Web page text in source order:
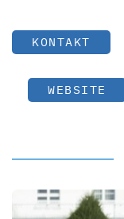
KONTAKT
WEBSITE